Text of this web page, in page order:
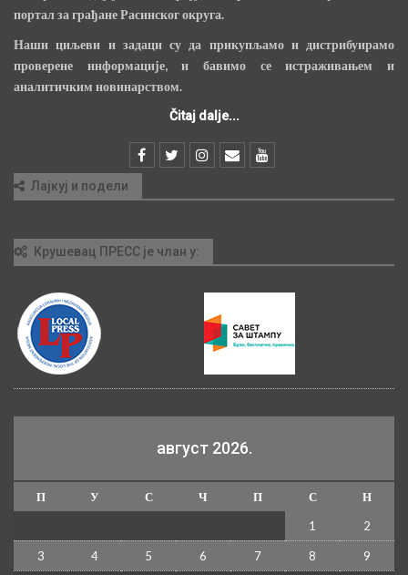
портал за грађане Расинског округа.
Наши циљеви и задаци су да прикупљамо и дистрибуирамо
проверене информације, и бавимо се истраживањем и
аналитичким новинарством.
Čitaj dalje...
Лајкуј и подели
Крушевац ПРЕСС је члан у:
август 2026.
П У С Ч П С
Н
1
2
3 4 5 6 7 8 9